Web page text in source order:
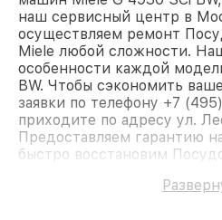
наш сервисный центр в
осуществляем ремонт
Miele любой сложности.
особенности каждой
BW. Чтобы сэкономить
заявки по телефону +7
приходите по адресу ул.
Предоставляем гарантию
быстро восстановим